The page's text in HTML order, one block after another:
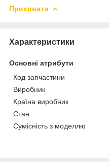
Приховати
Характеристики
Основні атрибути
Код запчастини
Виробник
Країна виробник
Стан
Сумісність з моделлю